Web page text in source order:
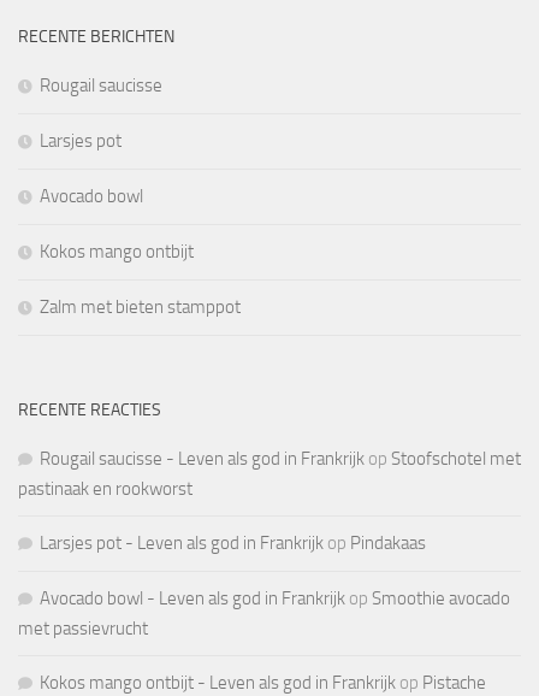
RECENTE BERICHTEN
Rougail saucisse
Larsjes pot
Avocado bowl
Kokos mango ontbijt
Zalm met bieten stamppot
RECENTE REACTIES
Rougail saucisse - Leven als god in Frankrijk op Stoofschotel met
pastinaak en rookworst
Larsjes pot - Leven als god in Frankrijk op Pindakaas
Avocado bowl - Leven als god in Frankrijk op Smoothie avocado
met passievrucht
Kokos mango ontbijt - Leven als god in Frankrijk op Pistache